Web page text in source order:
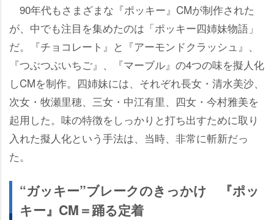
90年代もさまざまな『ポッキー』CMが制作された
が、中でも注目を集めたのは「ポッキー四姉妹物語」
だ。『チョコレート』と『アーモンドクラッシュ』、
『つぶつぶいちご』、『マーブル』の4つの味を擬人化
しCMを制作。四姉妹には、それぞれ長女・清水美沙、
次女・牧瀬里穂、三女・中江有里、四女・今村雅美を
起用した。味の特徴をしっかりと打ち出すために取り
入れた擬人化という手法は、当時、非常に斬新だっ
た。
“ガッキー”ブレークのきっかけ 『ポッ
キー』CM＝踊る定着